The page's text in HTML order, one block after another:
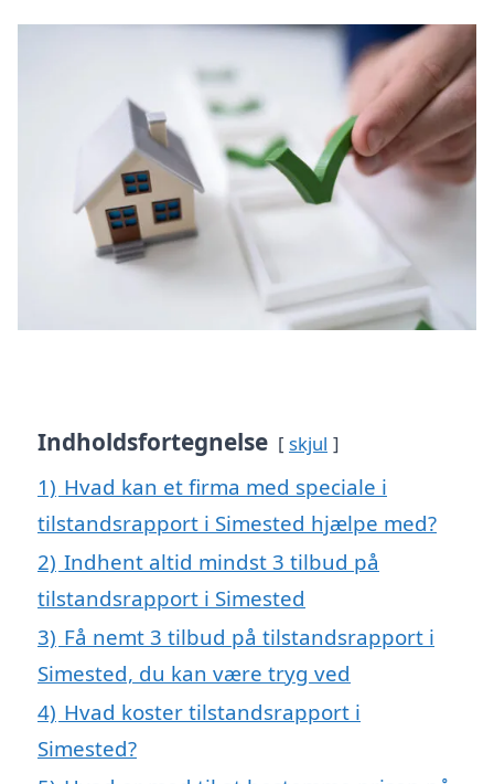
Indholdsfortegnelse skjul
1) Hvad kan et firma med speciale i
tilstandsrapport i Simested hjælpe med?
2) Indhent altid mindst 3 tilbud på
tilstandsrapport i Simested
3) Få nemt 3 tilbud på tilstandsrapport i
Simested, du kan være tryg ved
4) Hvad koster tilstandsrapport i
Simested?